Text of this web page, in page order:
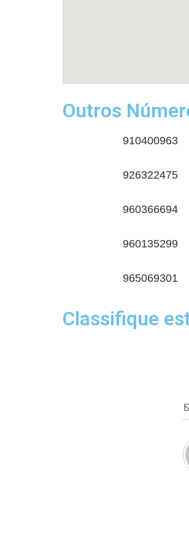
Outros
910400963
926322475
960366694
960135299
965069301
Classifique